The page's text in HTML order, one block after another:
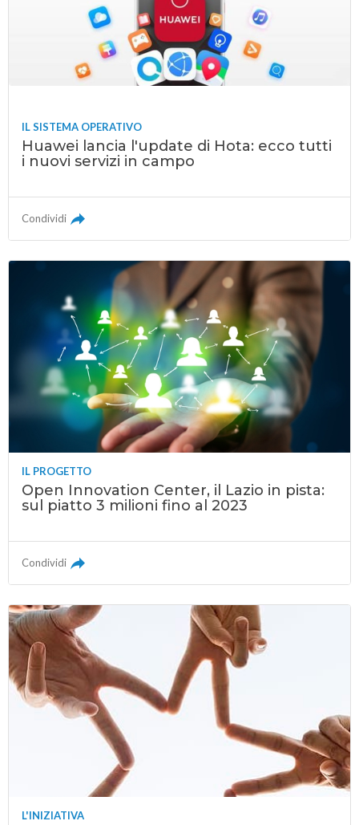
IL SISTEMA OPERATIVO
Huawei lancia l'update di Hota: ecco tutti
i nuovi servizi in campo
Condividi
IL PROGETTO
Open Innovation Center, il Lazio in pista:
sul piatto 3 milioni fino al 2023
Condividi
L'INIZIATIVA